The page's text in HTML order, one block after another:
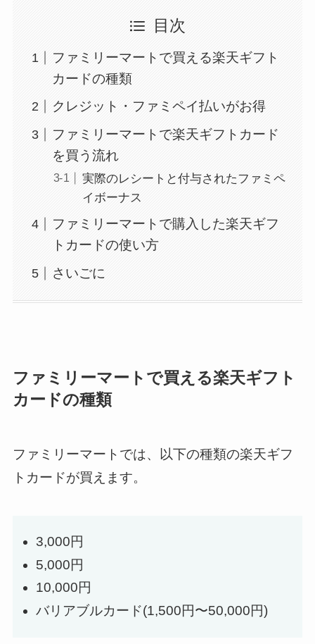
目次
ファミリーマートで買える楽天ギフト
カードの種類
クレジット・ファミペイ払いがお得
ファミリーマートで楽天ギフトカード
を買う流れ
実際のレシートと付与されたファミペ
イボーナス
ファミリーマートで購入した楽天ギフ
トカードの使い方
さいごに
ファミリーマートで買える楽天ギフト
カードの種類
ファミリーマートでは、以下の種類の楽天ギフ
トカードが買えます。
3,000円
5,000円
10,000円
バリアブルカード(1,500円〜50,000円)